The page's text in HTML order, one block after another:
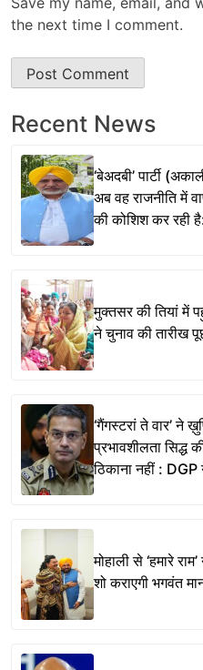
the next time I comment.
Recent News
‘बेअदबी’ पार्टी
अब वह राजनीति में
की कोशिश कर रही
मुक्तसर की तियां में
ने चुनाव की तारीख
‘गैंगस्टरां ते वार’ ने
प्रभावशीलता सिद्ध
ठिकाना नहीं : DGP
मोहाली से ‘हमारे
शो कराएगी भगवंत